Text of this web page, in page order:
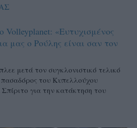
Volleyplanet: «Ευτυχισμένος
μας ο Ρούλης είναι σαν τον
μετά τον συγκλονιστικό τελικό
πασαδόρος του Κυπελλούχου
για την κατάκτηση του